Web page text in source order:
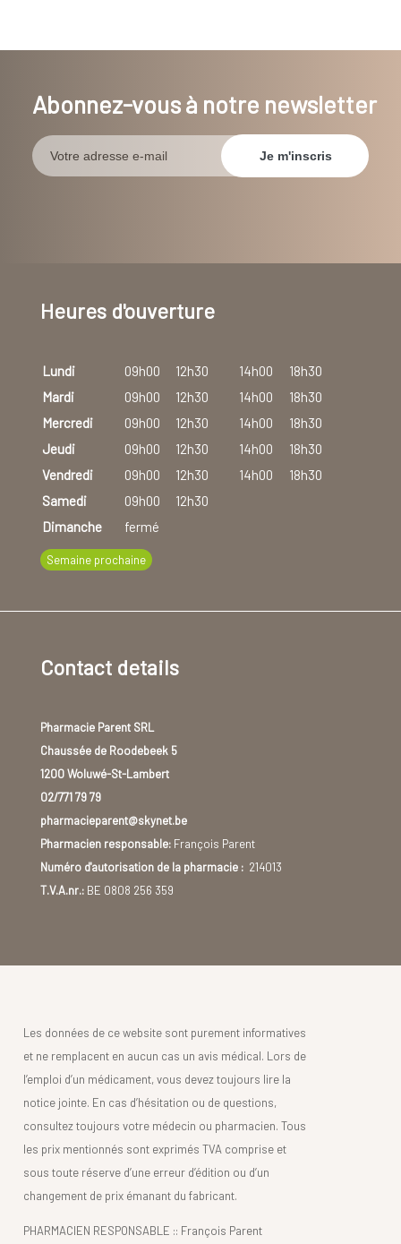
Abonnez-vous à notre newsletter
Heures d'ouverture
Lundi 09h00 12h30 14h00
18h30
Mardi
09h00 12h30 14h00
18h30
Mercredi
09h00 12h30 14h00
18h30
Jeudi
09h00 12h30 14h00
18h30
Vendredi
09h00 12h30 14h00
18h30
Samedi
09h00
12h30
Dimanche
fermé
Semaine prochaine
Contact details
Pharmacie Parent SRL
Chaussée de Roodebeek 5
1200 Woluwé-St-Lambert
02/771 79 79
pharmacieparent@skynet.be
Pharmacien responsable:François Parent
Numéro d'autorisation de la pharmacie :214013
T.V.A.nr.:BE 0808 256 359
Les données de ce website sont purement informatives
et ne remplacent en aucun cas un avis médical. Lors de
l’emploi d’un médicament, vous devez toujours lire la
notice jointe. En cas d’hésitation ou de questions,
consultez toujours votre médecin ou pharmacien. Tous
les prix mentionnés sont exprimés TVA comprise et
sous toute réserve d’une erreur d’édition ou d’un
changement de prix émanant du fabricant.
PHARMACIEN RESPONSABLE :: François Parent